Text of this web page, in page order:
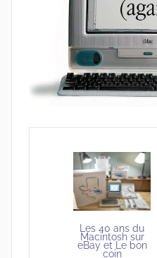
Les 40 ans du
Macintosh sur
eBay et Le bon
coin